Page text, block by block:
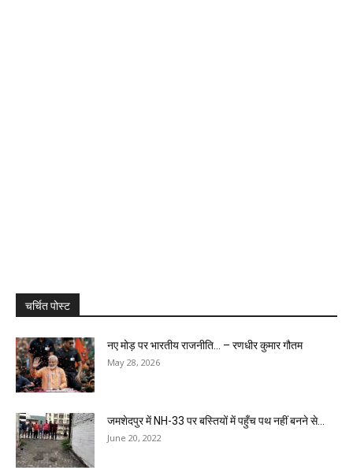
चर्चित पोस्ट
नए मोड़ पर भारतीय राजनीति… – रणधीर कुमार गौतम
May 28, 2026
जमशेदपुर में NH-33 पर बस्तियों में पहुँच पथ नहीं बनने से...
June 20, 2022